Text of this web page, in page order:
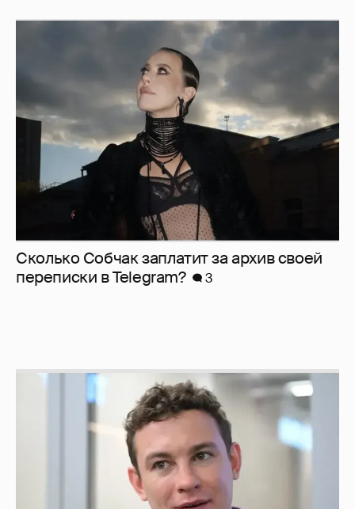
Сколько Собчак заплатит за архив своей
перeписки в Telegram?
3